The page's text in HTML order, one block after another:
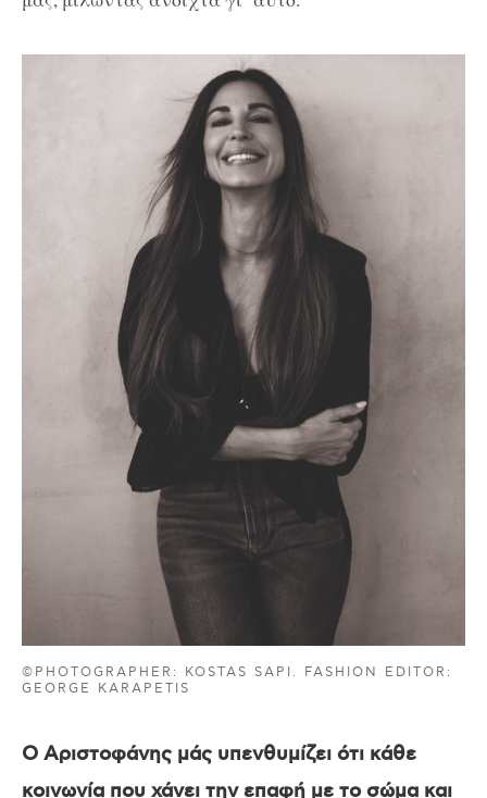
©PHOTOGRAPHER: KOSTAS SAPI. FASHION EDITOR:
GEORGE KARAPETIS
Ο Αριστοφάνης μάς υπενθυμίζει ότι κάθε
κοινωνία που χάνει την επαφή με το σώμα και